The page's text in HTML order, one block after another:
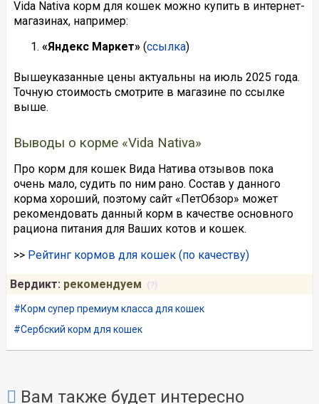
Vida Nativa корм для кошек можно купить в интернет-
магазинах, например:
«Яндекс Маркет»(ссылка)
Вышеуказанные цены актуальны на июль 2025 года.
Точную стоимость смотрите в магазине по ссылке
выше.
Выводы о корме «Vida Nativa»
Про корм для кошек Вида Натива отзывов пока
очень мало, судить по ним рано. Состав у данного
корма хороший, поэтому сайт «ПетОбзор» может
рекомендовать данный корм в качестве основного
рациона питания для Ваших котов и кошек.
>> Рейтинг кормов для кошек (по качеству)
Вердикт: рекомендуем (?)
Корм супер премиум класса для кошек
Сербский корм для кошек
Вам также будет интересно